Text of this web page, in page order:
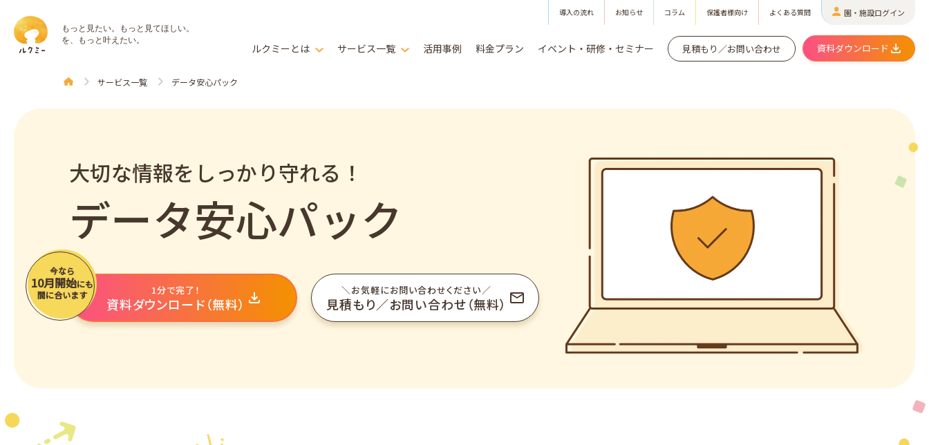
もっと見たい。もっと見てほしい。
を、もっと叶えたい。
導入の流れ お知らせ コラム 保護者様向け よくある質問 園・施設ログイン
ルクミーとは サービス一覧 活用事例 料金プラン イベント・研修・セミナー 見積もり／お問い合わせ 資料ダウンロード
サービス一覧 データ安心パック
大切な情報をしっかり守れる！
データ安心パック
今なら
10月開始にも
間に合います
1分で完了！
資料ダウンロード（無料）
＼お気軽にお問い合わせください／
見積もり／お問い合わせ（無料）